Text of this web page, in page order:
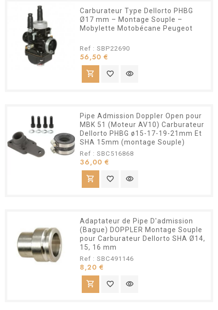
Carburateur Type Dellorto PHBG
Ø17 mm – Montage Souple –
Mobylette Motobécane Peugeot
Ref : SBP22690
56,50 €
shopping_cart favorite_border visibility
Pipe Admission Doppler Open pour
MBK 51 (Moteur AV10) Carburateur
Dellorto PHBG ø15-17-19-21mm Et
SHA 15mm (montage Souple)
Ref : SBC516868
36,00 €
shopping_cart favorite_border visibility
Adaptateur de Pipe D'admission
(Bague) DOPPLER Montage Souple
pour Carburateur Dellorto SHA Ø14,
15, 16 mm
Ref : SBC491146
8,20 €
shopping_cart favorite_border visibility